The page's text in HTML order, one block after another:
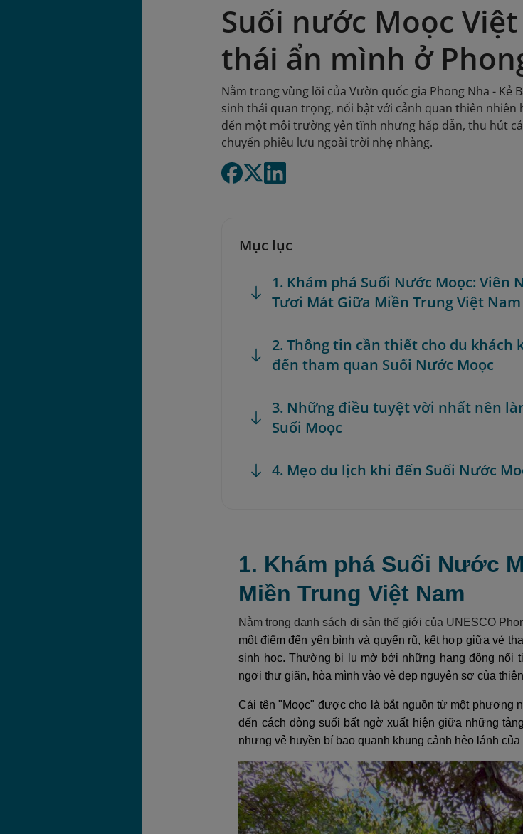
Suối nước Moọc
thái ẩn mình ở
Nằm trong vùng lõi của Vườn quốc gia Phong Nha -
sinh thái quan trọng, nổi bật với cảnh quan thiên
đến một môi trường yên tĩnh nhưng hấp dẫn, thu hút
chuyến phiêu lưu ngoài trời nhẹ nhàng.
Mục lục
1. Khám phá Suối Nước Moọc: Viên
Tươi Mát Giữa Miền Trung Việt Nam
2. Thông tin cần thiết cho du khách
đến tham quan Suối Nước Moọc
3. Những điều tuyệt vời nhất nên
Suối Moọc
4. Mẹo du lịch khi đến Suối Nước
1. Khám phá Suối Nước
Miền Trung Việt Nam
Nằm trong danh sách di sản thế giới của UNESCO
một điểm đến yên bình và quyến rũ, kết hợp giữa vẻ
sinh học. Thường bị lu mờ bởi những hang động nổi
ngơi thư giãn, hòa mình vào vẻ đẹp nguyên sơ của
Cái tên "Moọc" được cho là bắt nguồn từ một phương
đến cách dòng suối bất ngờ xuất hiện giữa những
nhưng vẻ huyền bí bao quanh khung cảnh hẻo lánh